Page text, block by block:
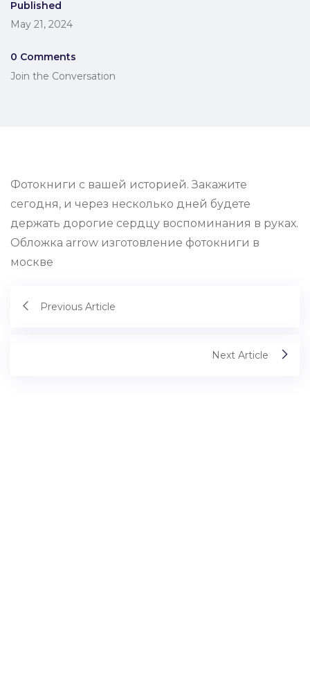
Published
May 21, 2024
0 Comments
Join the Conversation
Фотокниги с вашей историей. Закажите
сегодня, и через несколько дней будете
держать дорогие сердцу воспоминания в руках.
Обложка arrow изготовление фотокниги в
москве
Previous Article
Next Article